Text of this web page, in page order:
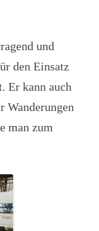
und
den Einsatz
Er kann auch
Wanderungen
man zum